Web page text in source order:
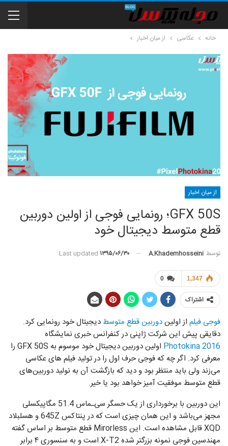
خانه عکاسی از میان اخبار
از میان اخبار
GFX 50S؛ رونمایی فوجی از اولین دوربین
قطع متوسط دیجیتال خود
توسط A.khademhosseini
Last updated ۱۳۹۵/۰۶/۳۰
0 1,347
اشتراک
فوجی فیلم از اولیندوربین قطع متوسطدیجیتال خود رونمایی کرد.
دقایقی پیش این شرکت ژاپنی در کنفرانس خبری نمایشگاه
Photokina 2016
اولین دوربین دیجیتال خود موسوم به GFX 50S را
معرفی کرد. اگر چه که فوجی حرف اول را در تولید فیلم های عکاسی
‌می‌زند ولی باید منتظر بود و دید که بازگشت آن به نولید دوربین‌های
قطع متوسط موفقیت آمیز خواهد بود یا خیر.
این دوربین با برخورداری از یک حسگر سی‌ـماس 51.4 مگاپیکسلی
مجهز می‌باشد و این همان چیزی است که در پنتاکس 645Z و هسلبلاد
XQD قابل مشاهده است. این Mirorless قطع متوسط بر اساس گفته
مهندسین فوجی نمونه بزرگتر شده X-T2 است و به سنسوری ۴ برابر